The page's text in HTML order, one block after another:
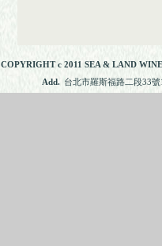
COPYRIGHT c 2011 SEA & LAND
Add. 台北市羅斯福路二段33號